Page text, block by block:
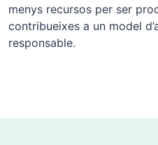
menys recursos per ser
contribueixes a un model
responsable.